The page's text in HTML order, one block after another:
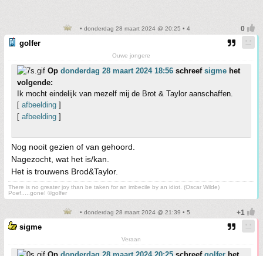
• donderdag 28 maart 2024 @ 20:25 • 4
golfer
Ouwe jongere
Op donderdag 28 maart 2024 18:56 schreef sigme het
volgende:
Ik mocht eindelijk van mezelf mij de Brot & Taylor aanschaffen.
[ afbeelding ]
[ afbeelding ]
Nog nooit gezien of van gehoord.
Nagezocht, wat het is/kan.
Het is trouwens Brod&Taylor.
There is no greater joy than be taken for an imbecile by an idiot. (Oscar Wilde)
Poef.....gone! ©golfer
• donderdag 28 maart 2024 @ 21:39 • 5
sigme
Veraan